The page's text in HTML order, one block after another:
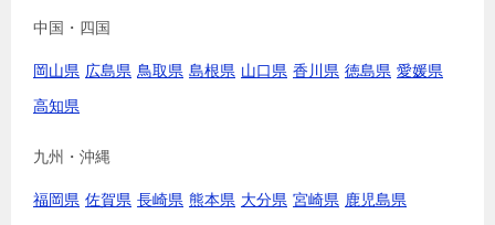
中国・四国
岡山県 広島県 鳥取県 島根県 山口県 香川県 徳島県 愛媛県
高知県
九州・沖縄
福岡県 佐賀県 長崎県 熊本県 大分県 宮崎県 鹿児島県